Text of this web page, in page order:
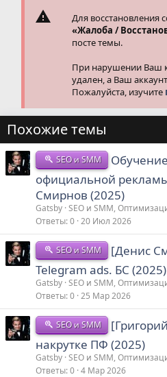
Для восстановления
«Жалоба /
посте темы.
При нарушении Ваш
удален, а Ваш
Пожалуйста, изучите
Похожие темы
SEO и SMM
официальной
Смирнов (2025)
Gatsby SEO и SMM,
Ответы 0 20 Июл 2026
SEO и SMM
[Денис
Telegram ads. БС (2025)
Gatsby SEO и SMM,
Ответы 0 25 Мар 2026
SEO и SMM
накрутке ПФ (2025)
Gatsby SEO и SMM,
Ответы 0 4 Мар 2026